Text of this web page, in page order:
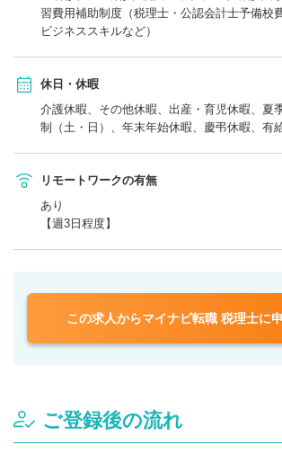
習費用補助制度（税理士・公認会計士予備校
ビジネススキルなど）
休日・休暇
介護休暇、その他休暇、出産・育児休暇、夏
制（土・日）、年末年始休暇、慶弔休暇、有
リモートワークの有無
あり
【週3日程度】
この求人からマイナビ転職 税理士に
ご登録後の流れ